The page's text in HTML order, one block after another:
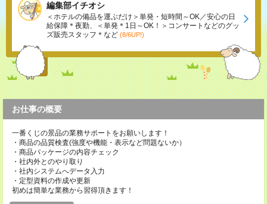
編集部イチオシ
＜ホテルの備品を運ぶだけ＞単発・短時間～OK／安心の日
給保障＊夜勤、＜単発＊1日～OK！＞コンサートなどのグッ
ズ販売スタッフ＊など (8/6UP!)
お仕事の概要
一番くじの景品の業務サポートをお願いします！
・商品の品質検査(強度や機能・表示など問題ないか）
・商品パッケージの内容チェック
・社内外とのやり取り
・社内システムへデータ入力
・定型資料の作成や更新
初めは簡単な業務から習得頂きます！